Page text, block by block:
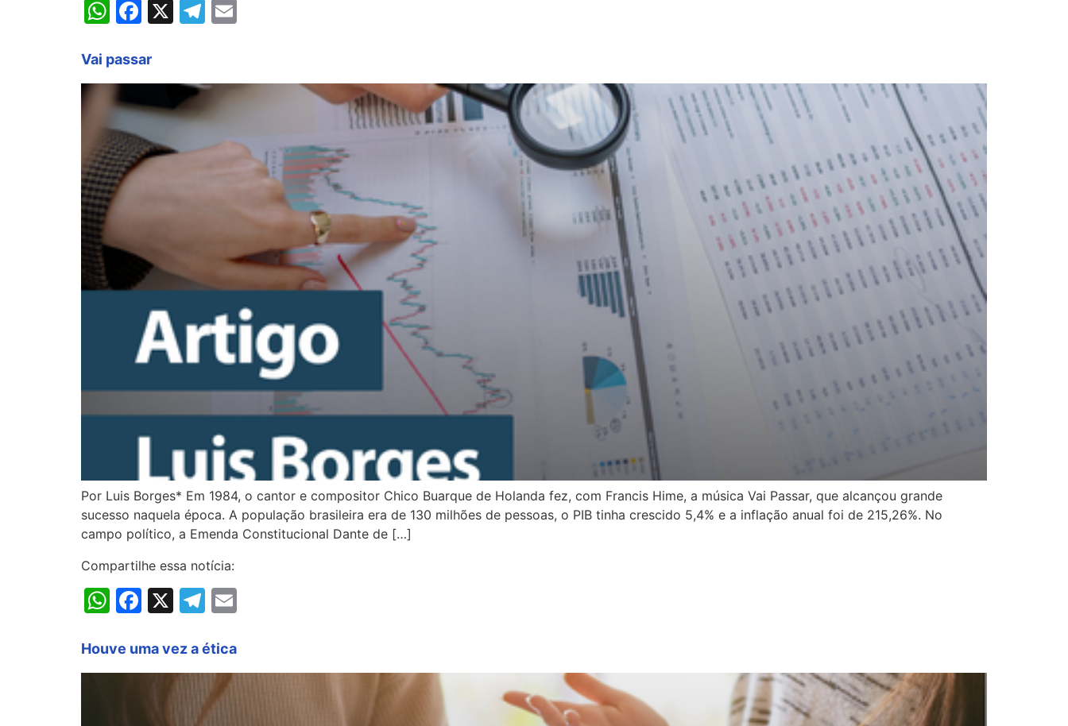
WhatsApp
Facebook
X Telegram
Vai passar
Por Luis Borges* Em 1984, o cantor e compositor Chico Buarque de Holanda fez, com Francis Hime, a música Vai Passar, que alcançou grande
sucesso naquela época. A população brasileira era de 130 milhões de pessoas, o PIB tinha crescido 5,4% e a inflação anual foi de 215,26%. No
campo político, a Emenda Constitucional Dante de […]
Compartilhe essa notícia:
WhatsApp
Facebook
X Telegram
Houve uma vez a ética